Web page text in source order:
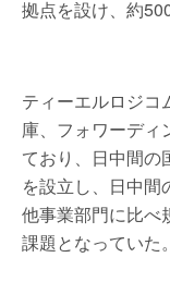
拠点を設け、約
ティーエルロジコ
庫、フォワーディ
ており、日中間の
を設立し、日中間
他事業部門に比べ
課題となっていた。